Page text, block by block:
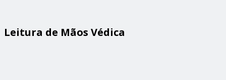
Leitura de Mãos Védica